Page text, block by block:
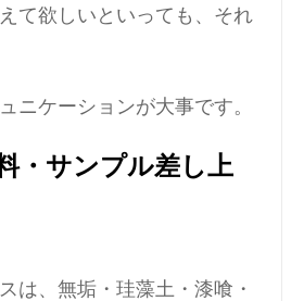
て欲しいといっても、それ
ニケーションが大事です。
・サンプル差し上
は、無垢・珪藻土・漆喰・